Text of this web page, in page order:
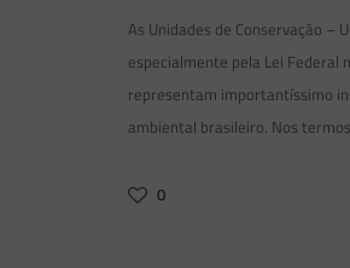
As Unidades de Conservação –
especialmente pela Lei Federal
representam importantíssimo
ambiental brasileiro. Nos
0